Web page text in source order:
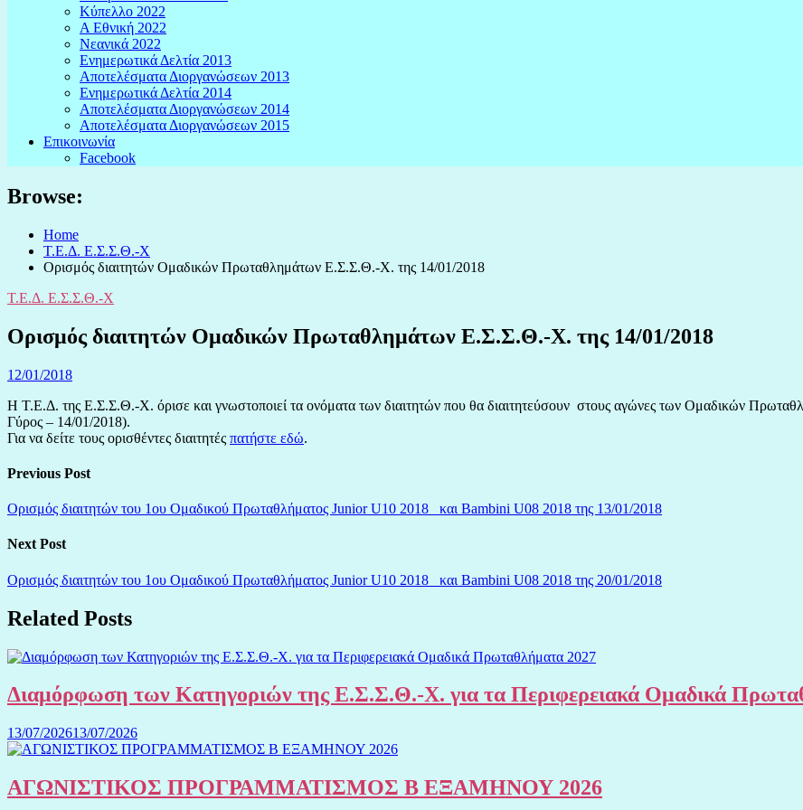
Κύπελλο 2022
Α Εθνική 2022
Νεανικά 2022
Ενημερωτικά Δελτία 2013
Αποτελέσματα Διοργανώσεων 2013
Ενημερωτικά Δελτία 2014
Αποτελέσματα Διοργανώσεων 2014
Αποτελέσματα Διοργανώσεων 2015
Επικοινωνία
Facebook
Browse:
Home
Τ.Ε.Δ. Ε.Σ.Σ.Θ.-Χ
Ορισμός διαιτητών Ομαδικών Πρωταθλημάτων Ε.Σ.Σ.Θ.-Χ. της 14/01/2018
Τ.Ε.Δ. Ε.Σ.Σ.Θ.-Χ
Ορισμός διαιτητών Ομαδικών Πρωταθλημάτων Ε.Σ.Σ.Θ.-Χ. της 14/01/2018
12/01/2018
Η Τ.Ε.Δ. της Ε.Σ.Σ.Θ.-Χ. όρισε και γνωστοποιεί τα ονόματα των διαιτητών που θα διαιτητεύσουν στους αγώνες των Ομαδικών
Γύρος – 14/01/2018).
Για να δείτε τους ορισθέντες διαιτητές πατήστε εδώ.
Previous Post
Ορισμός διαιτητών του 1ου Ομαδικού Πρωταθλήματος Junior U10 2018 και Bambini U08 2018 της 13/01/2018
Next Post
Ορισμός διαιτητών του 1ου Ομαδικού Πρωταθλήματος Junior U10 2018 και Bambini U08 2018 της 20/01/2018
Related Posts
Διαμόρφωση των Κατηγοριών της Ε.Σ.Σ.Θ.-Χ. για τα Περιφερειακά Ομαδικά
13/07/202613/07/2026
ΑΓΩΝΙΣΤΙΚΟΣ ΠΡΟΓΡΑΜΜΑΤΙΣΜΟΣ Β ΕΞΑΜΗΝΟΥ 2026